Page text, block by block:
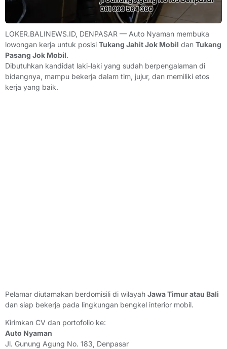
LOKER.BALINEWS.ID, DENPASAR — Auto Nyaman membuka
lowongan kerja untuk posisi Tukang Jahit Jok Mobil dan Tukang
Pasang Jok Mobil.
Dibutuhkan kandidat laki-laki yang sudah berpengalaman di
bidangnya, mampu bekerja dalam tim, jujur, dan memiliki etos
kerja yang baik.
Pelamar diutamakan berdomisili di wilayah Jawa Timur atau Bali
dan siap bekerja pada lingkungan bengkel interior mobil.
Kirimkan CV dan portofolio ke:
Auto Nyaman
Jl. Gunung Agung No. 183, Denpasar